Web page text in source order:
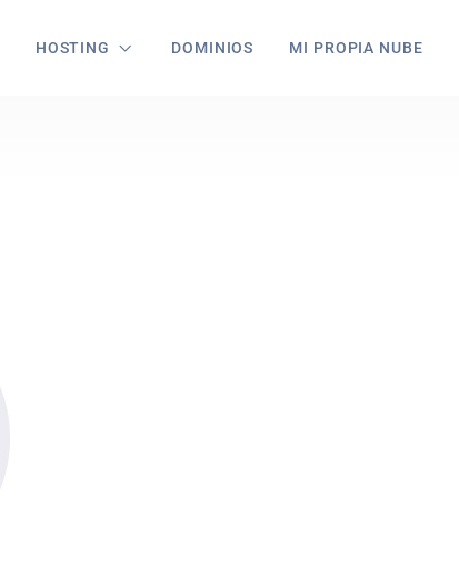
HOSTING DOMINIOS MI PROPIA NUBE